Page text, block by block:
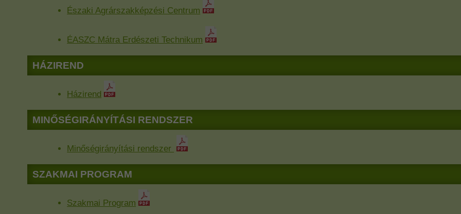
Északi Agrárszakképzési Centrum
ÉASZC Mátra Erdészeti Technikum
HÁZIREND
Házirend
MINŐSÉGIRÁNYÍTÁSI RENDSZER
Minőségirányítási rendszer
SZAKMAI PROGRAM
Szakmai Program